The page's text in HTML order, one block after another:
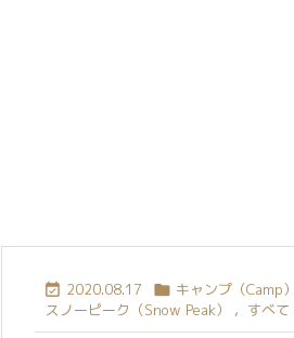
 2020.08.17  キャンプ（Camp）
スノーピーク（Snow Peak）
, すべて